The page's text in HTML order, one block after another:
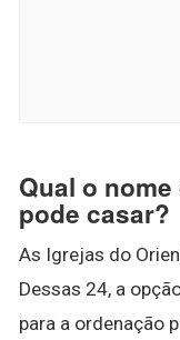
Qual o
pode casar?
As Igrejas do
Dessas 24, a
para a ordenação